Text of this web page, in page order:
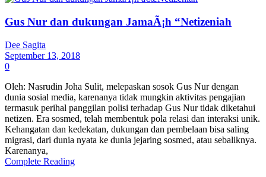
Gus Nur dan dukungan JamaÃ¡h “Netizeniah
Dee Sagita
September 13, 2018
0
Oleh: Nasrudin Joha Sulit, melepaskan sosok Gus Nur dengan
dunia sosial media, karenanya tidak mungkin aktivitas pengajian
termasuk perihal panggilan polisi terhadap Gus Nur tidak diketahui
netizen. Era sosmed, telah membentuk pola relasi dan interaksi unik.
Kehangatan dan kedekatan, dukungan dan pembelaan bisa saling
migrasi, dari dunia nyata ke dunia jejaring sosmed, atau sebaliknya.
Karenanya,
Complete Reading